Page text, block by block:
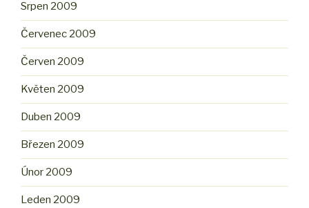
Srpen 2009
Červenec 2009
Červen 2009
Květen 2009
Duben 2009
Březen 2009
Únor 2009
Leden 2009